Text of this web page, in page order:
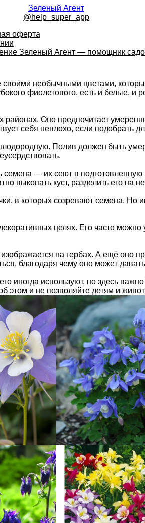
Зеленый Агент
@help_super_app
оферта
Зеленый Агент — помощник
необычными цветами,
фиолетового, есть и белые,
Оно предпочитает
себя неплохо, если подобрать
Полив должен быть
— их сеют в
выкопать куст, разделить его на
в которых созревают семена. Но
целях. Его часто
на гербах. А ещё оно
благодаря чему оно может
иногда используют, но здесь
и не позволяйте детям и